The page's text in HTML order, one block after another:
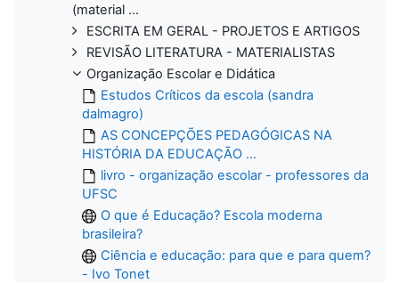
(material ...
ESCRITA EM GERAL - PROJETOS E ARTIGOS
REVISÃO LITERATURA - MATERIALISTAS
Organização Escolar e Didática
Estudos Críticos da escola (sandra
dalmagro)
AS CONCEPÇÕES PEDAGÓGICAS NA
HISTÓRIA DA EDUCAÇÃO ...
livro - organização escolar - professores da
UFSC
O que é Educação? Escola moderna
brasileira?
Ciência e educação: para que e para quem?
- Ivo Tonet